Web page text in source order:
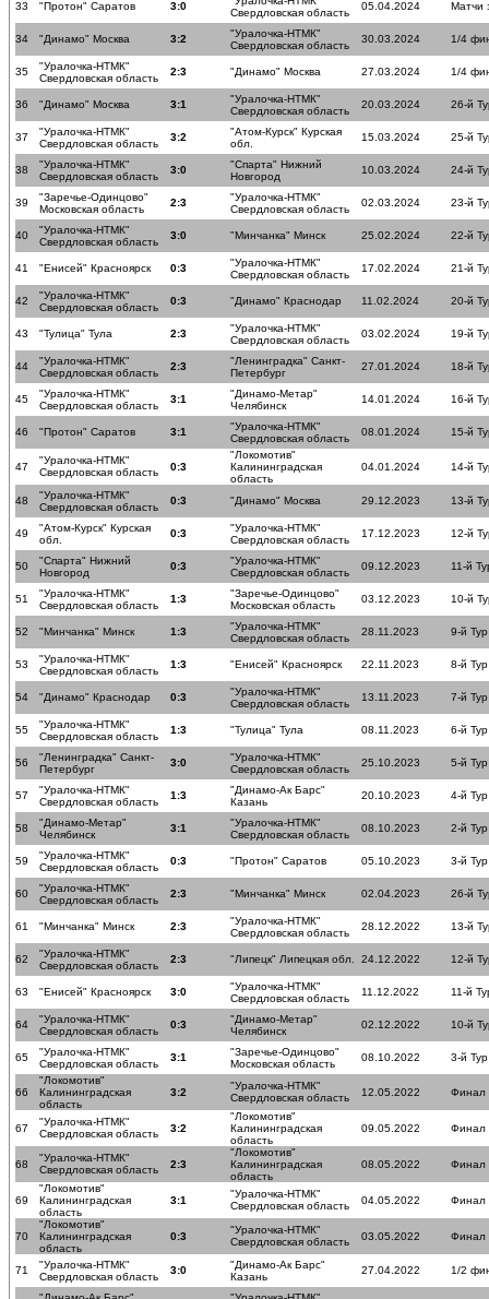
33 "Протон" Саратов 3:0
Свердловская область
05.04.2024 Матчи
34 "Динамо" Москва 3:2
"Уралочка-НТМК"
Свердловская область
30.03.2024 1/4
35
"Уралочка-НТМК"
Свердловская область
2:3 "Динамо" Москва 27.03.2024 1/4
36 "Динамо" Москва 3:1
"Уралочка-НТМК"
Свердловская область
20.03.2024 26-й
37
"Уралочка-НТМК"
Свердловская область
3:2
"Атом-Курск" Курская
обл.
15.03.2024 25-й
38
"Уралочка-НТМК"
Свердловская область
3:0
"Спарта" Нижний
Новгород
10.03.2024 24-й
39
"Заречье-Одинцово"
Московская область
2:3
"Уралочка-НТМК"
Свердловская область
02.03.2024 23-й
40
"Уралочка-НТМК"
Свердловская область
3:0 "Минчанка" Минск 25.02.2024 22-й
41 "Енисей" Красноярск 0:3
"Уралочка-НТМК"
Свердловская область
17.02.2024 21-й
42
"Уралочка-НТМК"
Свердловская область
0:3 "Динамо" Краснодар 11.02.2024 20-й
43 "Тулица" Тула 2:3
"Уралочка-НТМК"
Свердловская область
03.02.2024 19-й
44
"Уралочка-НТМК"
Свердловская область
2:3
"Ленинградка" Санкт-
Петербург
27.01.2024 18-й
45
"Уралочка-НТМК"
Свердловская область
3:1
"Динамо-Метар"
Челябинск
14.01.2024 16-й
46 "Протон" Саратов 3:1
"Уралочка-НТМК"
Свердловская область
08.01.2024 15-й
47
"Уралочка-НТМК"
Свердловская область
0:3
"Локомотив"
Калининградская
область
04.01.2024 14-й
48
"Уралочка-НТМК"
Свердловская область
0:3 "Динамо" Москва 29.12.2023 13-й
49
"Атом-Курск" Курская
обл.
0:3
"Уралочка-НТМК"
Свердловская область
17.12.2023 12-й
50
"Спарта" Нижний
Новгород
0:3
"Уралочка-НТМК"
Свердловская область
09.12.2023 11-й
51
"Уралочка-НТМК"
Свердловская область
1:3
"Заречье-Одинцово"
Московская область
03.12.2023 10-й
52 "Минчанка" Минск 1:3
"Уралочка-НТМК"
Свердловская область
28.11.2023 9-й Тур
53
"Уралочка-НТМК"
Свердловская область
1:3 "Енисей" Красноярск 22.11.2023 8-й Тур
54 "Динамо" Краснодар 0:3
"Уралочка-НТМК"
Свердловская область
13.11.2023 7-й Тур
55
"Уралочка-НТМК"
Свердловская область
1:3 "Тулица" Тула 08.11.2023 6-й Тур
56
"Ленинградка" Санкт-
Петербург
3:0
"Уралочка-НТМК"
Свердловская область
25.10.2023 5-й Тур
57
"Уралочка-НТМК"
Свердловская область
1:3
"Динамо-Ак Барс"
Казань
20.10.2023 4-й Тур
58
"Динамо-Метар"
Челябинск
3:1
"Уралочка-НТМК"
Свердловская область
08.10.2023 2-й Тур
59
"Уралочка-НТМК"
Свердловская область
0:3 "Протон" Саратов 05.10.2023 3-й Тур
60
"Уралочка-НТМК"
Свердловская область
2:3 "Минчанка" Минск 02.04.2023 26-й
61 "Минчанка" Минск 2:3
"Уралочка-НТМК"
Свердловская область
28.12.2022 13-й
62
"Уралочка-НТМК"
Свердловская область
2:3 "Липецк" Липецкая обл. 24.12.2022 12-й
63 "Енисей" Красноярск 3:0
"Уралочка-НТМК"
Свердловская область
11.12.2022 11-й
64
"Уралочка-НТМК"
Свердловская область
0:3
"Динамо-Метар"
Челябинск
02.12.2022 10-й
65
"Уралочка-НТМК"
Свердловская область
3:1
"Заречье-Одинцово"
Московская область
08.10.2022 3-й Тур
66
"Локомотив"
Калининградская
область
3:2
"Уралочка-НТМК"
Свердловская область
12.05.2022 Финал
67
"Уралочка-НТМК"
Свердловская область
3:2
"Локомотив"
Калининградская
область
09.05.2022 Финал
68
"Уралочка-НТМК"
Свердловская область
2:3
"Локомотив"
Калининградская
область
08.05.2022 Финал
69
"Локомотив"
Калининградская
область
3:1
"Уралочка-НТМК"
Свердловская область
04.05.2022 Финал
70
"Локомотив"
Калининградская
область
0:3
"Уралочка-НТМК"
Свердловская область
03.05.2022 Финал
71
"Уралочка-НТМК"
Свердловская область
3:0
"Динамо-Ак Барс"
Казань
27.04.2022 1/2